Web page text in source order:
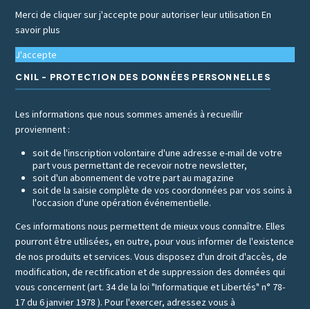
Merci de cliquer sur j'accepte pour autoriser leur utilisationEn
savoir plus
J'accepte
CNIL - PROTECTION DES DONNÉES PERSONNELLES
Les informations que nous sommes amenés à recueillir
proviennent :
soit de l'inscription volontaire d'une adresse e-mail de votre
part vous permettant de recevoir notre newsletter,
soit d'un abonnement de votre part au magazine
soit de la saisie complète de vos coordonnées par vos soins à
l'occasion d'une opération événementielle.
Ces informations nous permettent de mieux vous connaître. Elles
pourront être utilisées, en outre, pour vous informer de l'existence
de nos produits et services. Vous disposez d'un droit d'accès, de
modification, de rectification et de suppression des données qui
vous concernent (art. 34 de la loi "Informatique et Libertés" n° 78-
17 du 6 janvier 1978 ). Pour l'exercer, adressez vous à